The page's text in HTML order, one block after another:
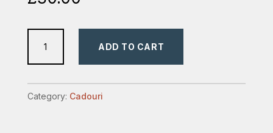
portofele
quantity
ADD TO CART
Category: Cadouri